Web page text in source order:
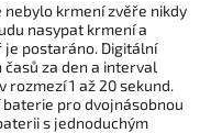
nebylo krmení zvěře nikdy
nasypat krmení a
je postaráno. Digitální
za den a interval
1 až 20 sekund.
pro dvojnásobnou
s jednoduchým